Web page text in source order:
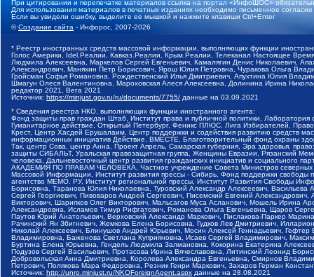
При цитировании и перепечатке материалов ссылка на портал «ИнфоШОС»
Для использования материалов в печатных изданиях необходимо письменное
Если вы увидели ошибку, выделите ее мышкой и нажмите клавиши Ctrl+Enter
©Создание сайта - Инфорос, 2007-2026
* Реестр иностранных средств массовой информации, выполняющих функции
Голос Америки, Idel.Реалии, Кавказ.Реалии, Крым.Реалии, Телеканал Настоящее
Людмила Алексеевна, Маркелов Сергей Евгеньевич, Камалягин Денис Николаевич,
Александрович, Маняхин Петр Борисович, Ярош Юлия Петровна, Чуракова Ольга
Гройсман Софья Романовна, Рождественский Илья Дмитриевич, Апухтина Юлия
Шмагун Олеся Валентиновна, Мароховская Алеся Алексеевна, Долинина Ирина
редактор 2021, Вега 2021
Источник: https://minjust.gov.ru/ru/documents/7755/ данные на 03.09.2021
* Сведения реестра НКО, выполняющих функции иностранного агента:
Фонд защиты прав граждан Штаб, Институт права и публичной политики,
Гуманитарное действие, Открытый Петербург, Феникс ПЛЮС, Лига Избирателей,
Крест, Центр Хасдей Ерушалаим, Центр поддержки и содействия развитию средств
информационных инициатив Действие, ВМЕСТЕ, Благотворительный фонд охраны
Так, центр Сова, центр Анна, Проект Апрель, Самарская губерния, Эра здоровья,
защиты СИБАЛЬТ, Уральская правозащитная группа, Женщины Евразии, Рязанский
человека, Дальневосточный центр развития гражданских инициатив и социального
АКАДЕМИЯ ПО ПРАВАМ ЧЕЛОВЕКА, Частное учреждение Совета Министров северных
Массовой Информации, Институт развития прессы - Сибирь, Фонд поддержки
агентство МЕМО. РУ, Институт региональной прессы, Институт Развития Свободы
Борисовна, Таранова Юлия Николаевна, Туровский Александр Алексеевич,
Сергей Георгиевич, Пивоваров Андрей Сергеевич, Писемский Евгений
Викторович, Шарипков Олег Викторович, Мальсагов Муса Асланович, Мошель Ирина
Александровна, Исламов Тимур Рифгатович, Романова Ольга Евгеньевна, Щаров
Паутов Юрий Анатольевич, Верховский Александр Маркович, Пислакова-Паркер
Рачинский Ян Збигневич, Жемкова Елена Борисовна, Гудков Лев Дмитриевич,
Николай Алексеевич, Блинушов Андрей Юрьевич, Мосин Алексей Геннадьевич,
Владимировна, Баженова Светлана Куприяновна, Исаев Сергей Владимирович,
Буртина Елена Юрьевна, Гендель Людмила Залмановна, Кокорина Екатерина
Подузов Сергей Васильевич, Протасова Ирина Вячеславовна, Литинский Леонид
Добровольская Анна Дмитриевна, Королева Александра Евгеньевна, Смирнов
Петрович, Полякова Мара Федоровна, Резник Генри Маркович, Захаров Герман
Источник: http://unro.minjust.ru/NKOForeignAgent.aspx данные на 28.08.2021